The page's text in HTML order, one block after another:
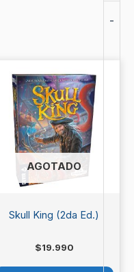
-
una valoración.
AGOTADO
Skull King (2da Ed.)
$19.990